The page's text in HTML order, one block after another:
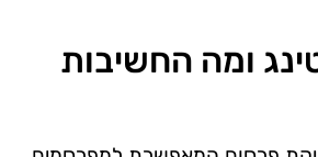
ומה החשיבות